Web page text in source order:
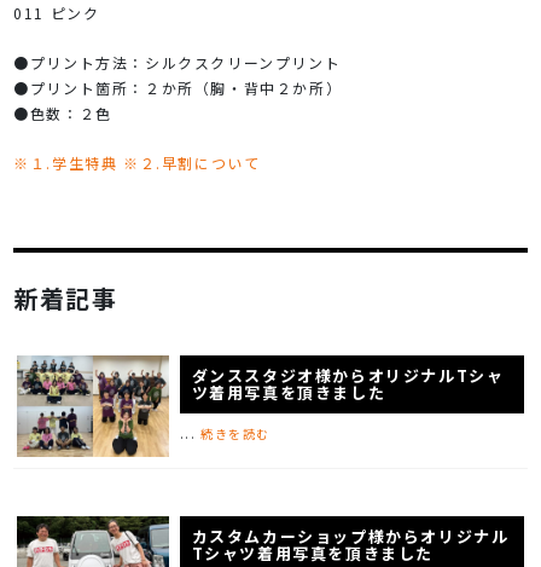
011 ピンク
●プリント方法：シルクスクリーンプリント
●プリント箇所：２か所（胸・背中２か所）
●色数：２色
※１.学生特典 ※２.早割について
新着記事
ダンススタジオ様からオリジナルTシャ
ツ着用写真を頂きました
... 続きを読む
カスタムカーショップ様からオリジナル
Tシャツ着用写真を頂きました